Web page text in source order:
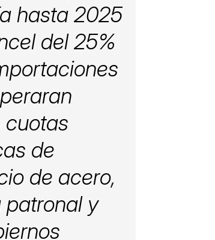
hasta 2025
del 25%
de
de acero,
patronal y